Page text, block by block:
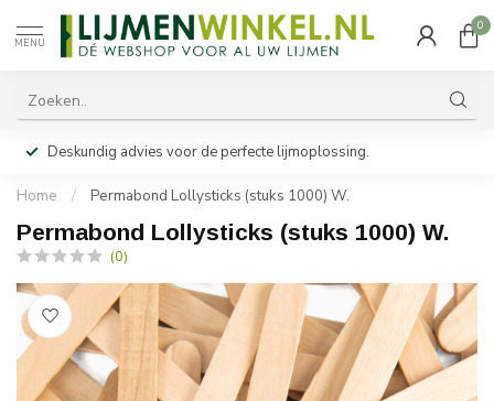
MENU
0
Deskundig advies voor de perfecte lijmoplossing.
Home / Permabond Lollysticks (stuks 1000) W.
Permabond Lollysticks (stuks 1000) W.
(0)